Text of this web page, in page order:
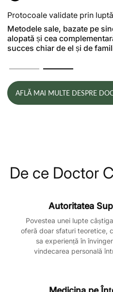
Protocoale validate prin
Metodele sale, bazate pe
alopată și cea
succes chiar de el și de
AFLĂ MAI MULTE DESPRE
De ce Doctor
Autoritatea
Povestea unei lupte
oferă doar sfaturi teoretice,
sa experiență în
vindecarea personală